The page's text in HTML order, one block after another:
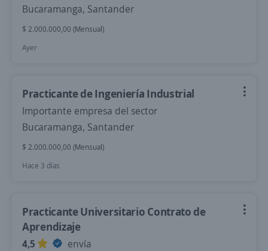
Bucaramanga, Santander
$ 2.000.000,00 (Mensual)
Ayer
Practicante de Ingeniería Industrial
Importante empresa del sector
Bucaramanga, Santander
$ 2.000.000,00 (Mensual)
Hace 3 días
Practicante Universitario Contrato de
Aprendizaje
4,5
envía